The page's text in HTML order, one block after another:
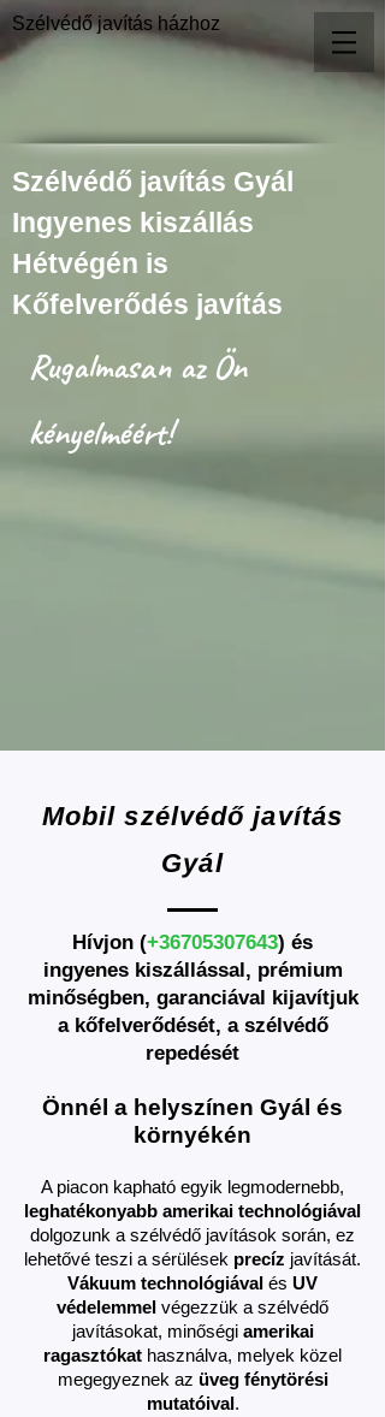
Szélvédő javítás házhoz
Szélvédő javítás Gyál
Ingyenes kiszállás
Hétvégén is
Kőfelverődés javítás
Rugalmasan az Ön
kényelméért!
Mobil szélvédő javítás
Gyál
Hívjon (+36705307643) és
ingyenes kiszállással, prémium
minőségben, garanciával kijavítjuk
a kőfelverődését, a szélvédő
repedését
Önnél a helyszínen Gyál és
környékén
A piacon kapható egyik legmodernebb,
leghatékonyabb amerikai technológiával
dolgozunk a szélvédő javítások során, ez
lehetővé teszi a sérülések precíz javítását.
Vákuum technológiával és UV
védelemmel végezzük a szélvédő
javításokat, minőségi amerikai
ragasztókat használva, melyek közel
megegyeznek az üveg fénytörési
mutatóival.